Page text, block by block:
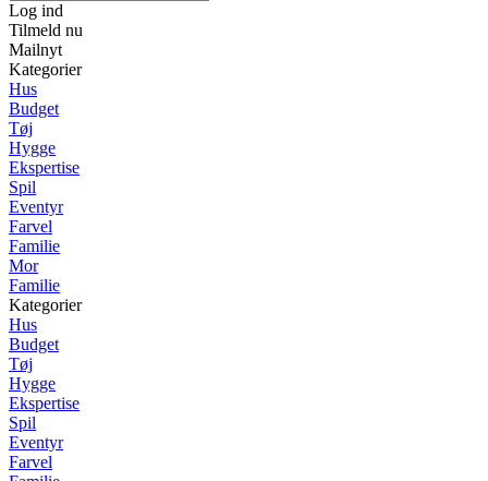
Log ind
Tilmeld nu
Mailnyt
Kategorier
Hus
Budget
Tøj
Hygge
Ekspertise
Spil
Eventyr
Farvel
Familie
Mor
Familie
Kategorier
Hus
Budget
Tøj
Hygge
Ekspertise
Spil
Eventyr
Farvel